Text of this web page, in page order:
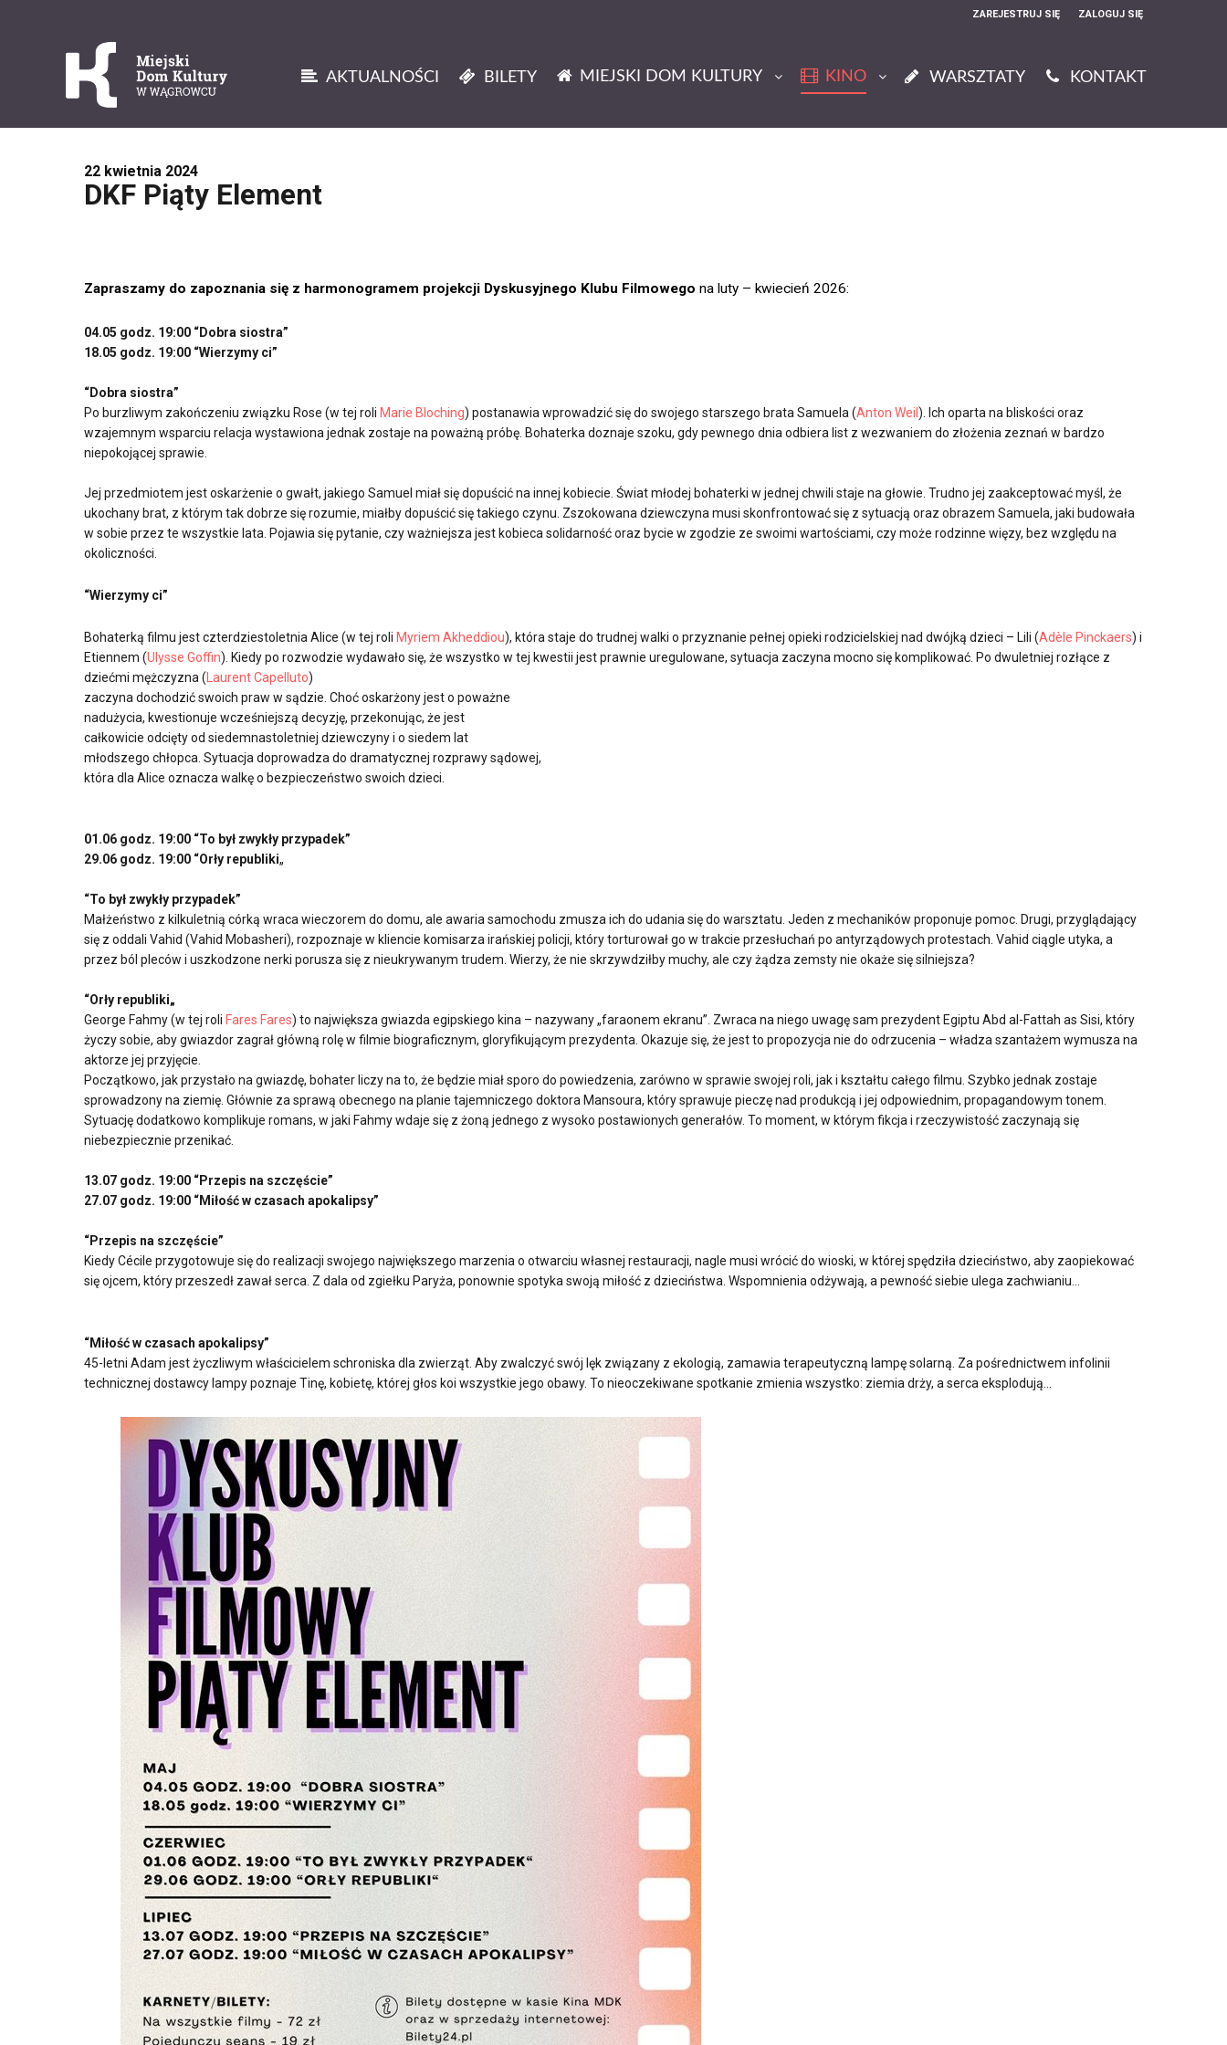
'
ZAREJESTRUJ SIĘ ZALOGUJ SIĘ
0,00
AKTUALNOŚCI BILETY MIEJSKI DOM KULTURY KINO WARSZTATY KONTAKT
22 kwietnia 2024
DKF Piąty Element
Zapraszamy do zapoznania się z harmonogramem projekcji Dyskusyjnego Klubu Filmowego na luty – kwiecień 2026:
04.05 godz. 19:00 “Dobra siostra”
18.05 godz. 19:00 “Wierzymy ci”
“Dobra siostra”
Po burzliwym zakończeniu związku Rose (w tej roli Marie Bloching) postanawia wprowadzić się do swojego starszego brata Samuela (Anton Weil ). Ich oparta na bliskości oraz
wzajemnym wsparciu relacja wystawiona jednak zostaje na poważną próbę. Bohaterka doznaje szoku, gdy pewnego dnia odbiera list z wezwaniem do złożenia zeznań w bardzo
niepokojącej sprawie.
Jej przedmiotem jest oskarżenie o gwałt, jakiego Samuel miał się dopuścić na innej kobiecie. Świat młodej bohaterki w jednej chwili staje na głowie. Trudno jej zaakceptować myśl, że
ukochany brat, z którym tak dobrze się rozumie, miałby dopuścić się takiego czynu. Zszokowana dziewczyna musi skonfrontować się z sytuacją oraz obrazem Samuela, jaki budowała
w sobie przez te wszystkie lata. Pojawia się pytanie, czy ważniejsza jest kobieca solidarność oraz bycie w zgodzie ze swoimi wartościami, czy może rodzinne więzy, bez względu na
okoliczności.
“Wierzymy ci”
Bohaterką filmu jest czterdziestoletnia Alice (w tej roli Myriem Akheddiou), która staje do trudnej walki o przyznanie pełnej opieki rodzicielskiej nad dwójką dzieci – Lili (Adèle Pinckaers) i
Etiennem (Ulysse Goffin). Kiedy po rozwodzie wydawało się, że wszystko w tej kwestii jest prawnie uregulowane, sytuacja zaczyna mocno się komplikować. Po dwuletniej rozłące z
dziećmi mężczyzna (Laurent Capelluto)
zaczyna dochodzić swoich praw w sądzie. Choć oskarżony jest o poważne
nadużycia, kwestionuje wcześniejszą decyzję, przekonując, że jest
całkowicie odcięty od siedemnastoletniej dziewczyny i o siedem lat
młodszego chłopca. Sytuacja doprowadza do dramatycznej rozprawy sądowej,
która dla Alice oznacza walkę o bezpieczeństwo swoich dzieci.
01.06 godz. 19:00 “To był zwykły przypadek”
29.06 godz. 19:00 “Orły republiki„
“To był zwykły przypadek”
Małżeństwo z kilkuletnią córką wraca wieczorem do domu, ale awaria samochodu zmusza ich do udania się do warsztatu. Jeden z mechaników proponuje pomoc. Drugi, przyglądający
się z oddali Vahid (Vahid Mobasheri), rozpoznaje w kliencie komisarza irańskiej policji, który torturował go w trakcie przesłuchań po antyrządowych protestach. Vahid ciągle utyka, a
przez ból pleców i uszkodzone nerki porusza się z nieukrywanym trudem. Wierzy, że nie skrzywdziłby muchy, ale czy żądza zemsty nie okaże się silniejsza?
“Orły republiki„
George Fahmy (w tej roli Fares Fares) to największa gwiazda egipskiego kina – nazywany „faraonem ekranu”. Zwraca na niego uwagę sam prezydent Egiptu Abd al-Fattah as Sisi, który
życzy sobie, aby gwiazdor zagrał główną rolę w filmie biograficznym, gloryfikującym prezydenta. Okazuje się, że jest to propozycja nie do odrzucenia – władza szantażem wymusza na
aktorze jej przyjęcie.
Początkowo, jak przystało na gwiazdę, bohater liczy na to, że będzie miał sporo do powiedzenia, zarówno w sprawie swojej roli, jak i kształtu całego filmu. Szybko jednak zostaje
sprowadzony na ziemię. Głównie za sprawą obecnego na planie tajemniczego doktora Mansoura, który sprawuje pieczę nad produkcją i jej odpowiednim, propagandowym tonem.
Sytuację dodatkowo komplikuje romans, w jaki Fahmy wdaje się z żoną jednego z wysoko postawionych generałów. To moment, w którym fikcja i rzeczywistość zaczynają się
niebezpiecznie przenikać.
13.07 godz. 19:00 “Przepis na szczęście”
27.07 godz. 19:00 “Miłość w czasach apokalipsy”
“Przepis na szczęście”
Kiedy Cécile przygotowuje się do realizacji swojego największego marzenia o otwarciu własnej restauracji, nagle musi wrócić do wioski, w której spędziła dzieciństwo, aby zaopiekować
się ojcem, który przeszedł zawał serca. Z dala od zgiełku Paryża, ponownie spotyka swoją miłość z dzieciństwa. Wspomnienia odżywają, a pewność siebie ulega zachwianiu…
“Miłość w czasach apokalipsy”
45-letni Adam jest życzliwym właścicielem schroniska dla zwierząt. Aby zwalczyć swój lęk związany z ekologią, zamawia terapeutyczną lampę solarną. Za pośrednictwem infolinii
technicznej dostawcy lampy poznaje Tinę, kobietę, której głos koi wszystkie jego obawy. To nieoczekiwane spotkanie zmienia wszystko: ziemia drży, a serca eksplodują…